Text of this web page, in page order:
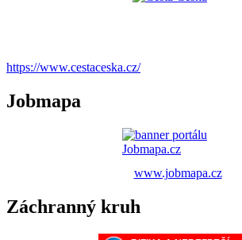
https://www.cestaceska.cz/
Jobmapa
www.jobmapa.cz
Záchranný kruh